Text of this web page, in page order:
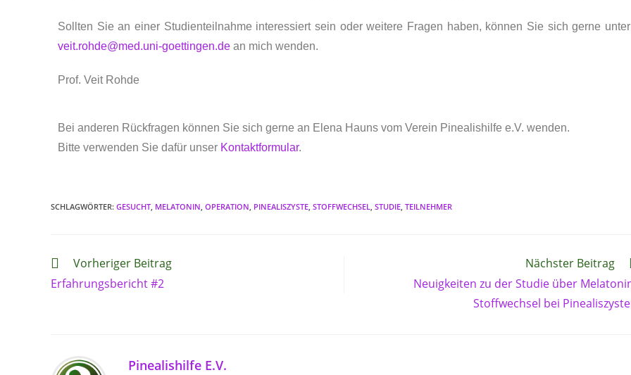
Sollten Sie an einer Studienteilnahme interessiert sein oder weitere Fragen haben, können Sie sich gerne unter
veit.rohde@med.uni-goettingen.de an mich wenden.
Prof. Veit Rohde
Bei anderen Rückfragen können Sie sich gerne an Elena Hauns vom Verein Pinealishilfe e.V. wenden.
Bitte verwenden Sie dafür unser Kontaktformular.
SCHLAGWÖRTER: GESUCHT, MELATONIN, OPERATION, PINEALISZYSTE, STOFFWECHSEL, STUDIE, TEILNEHMER
Vorheriger Beitrag
Erfahrungsbericht #2
Nächster Beitrag
Neuigkeiten zu der Studie über
Stoffwechsel bei
Pinealishilfe E.V.